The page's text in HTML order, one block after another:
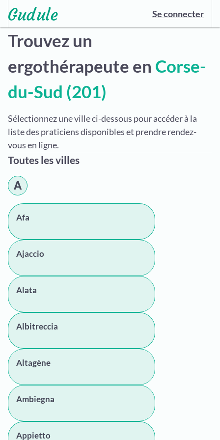
Se connecter
Trouvez un
ergothérapeute en Corse-
du-Sud (201)
Sélectionnez une ville ci-dessous pour accéder à la
liste des praticiens disponibles et prendre rendez-
vous en ligne.
Toutes les villes
A
Afa
Ajaccio
Alata
Albitreccia
Altagène
Ambiegna
Appietto